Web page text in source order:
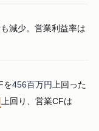
減少。営業利益率は
を456百万円 上回った
上回り、営業CFは